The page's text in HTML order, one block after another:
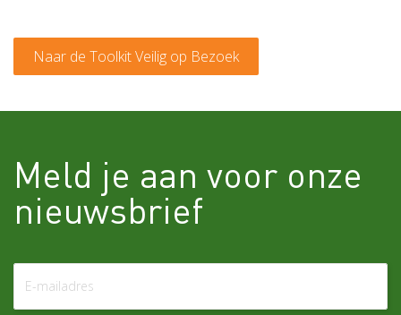
Naar de Toolkit Veilig op Bezoek
Meld je aan voor onze
nieuwsbrief